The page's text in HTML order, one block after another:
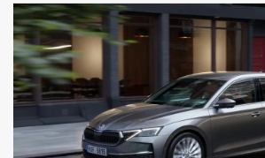
Držák telefonu a tabletu, 3. klíč,
Sada nářadí a zvedák vozu
Středová konzola s držáky nápojů, žaluzií,
odkládací přihrádka za středovou konzolou
POJIŠTĚNÍ
Povinné ručení
Havarijní pojištění se spoluúčastí 10%